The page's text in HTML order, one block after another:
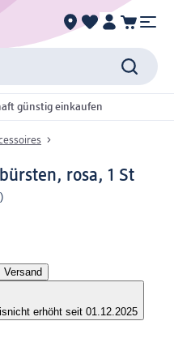
günstig einkaufen
rosa, 1 St
)
Versand
nicht erhöht seit 01.12.2025